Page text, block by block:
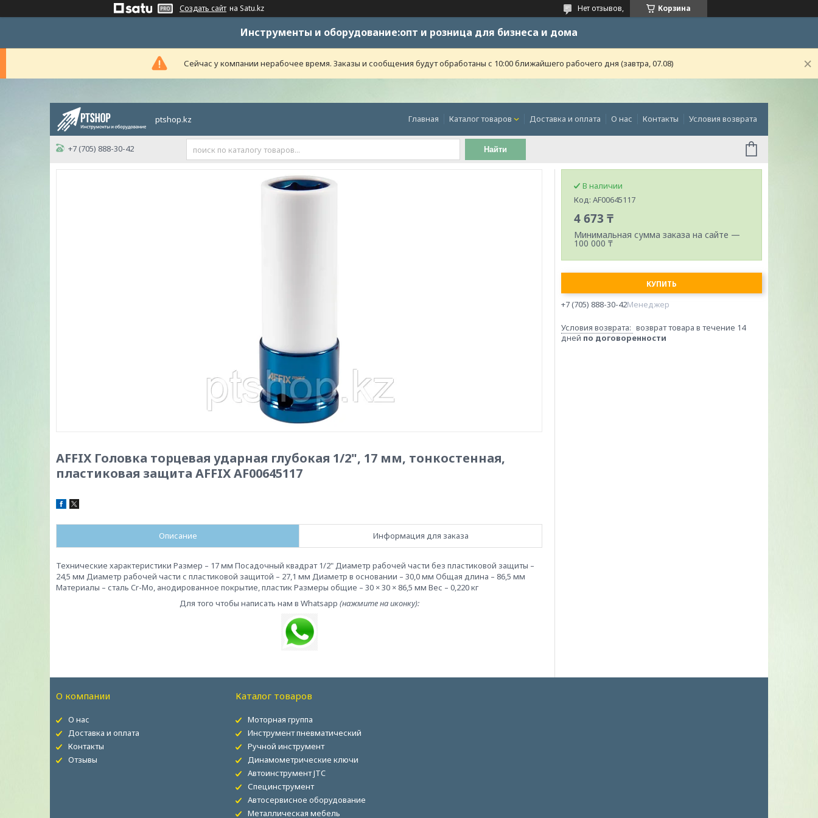
Создать сайт на Satu.kz Корзина
Нет отзывов,
Инструменты и оборудование:опт и розница для бизнеса и дома
Сейчас у компании нерабочее время. Заказы и сообщения будут обработаны с 10:00 ближайшего рабочего дня (завтра, 07.08)
ptshop.kz Главная Каталог товаров Доставка и оплата О нас Контакты Условия возврата
+7 (705) 888-30-42 Найти
AFFIX Головка торцевая ударная глубокая 1/2", 17 мм, тонкостенная,
пластиковая защита AFFIX AF00645117
Описание Информация для заказа
Технические характеристики Размер – 17 мм Посадочный квадрат 1/2" Диаметр рабочей части без пластиковой защиты –
24,5 мм Диаметр рабочей части с пластиковой защитой – 27,1 мм Диаметр в основании – 30,0 мм Общая длина – 86,5 мм
Материалы – сталь Cr-Mo, анодированное покрытие, пластик Размеры общие – 30 × 30 × 86,5 мм Вес – 0,220 кг
Для того чтобы написать нам в Whatsapp (нажмите на иконку):
В наличии
Код: AF00645117
4 673 ₸
Минимальная сумма заказа на сайте —
100 000 ₸
КУПИТЬ
+7 (705) 888-30-42Менеджер
возврат товара в течение 14
дней по договоренности
О компании
О нас
Доставка и оплата
Контакты
Отзывы
Каталог товаров
Моторная группа
Инструмент пневматический
Ручной инструмент
Динамометрические ключи
Автоинструмент JTC
Специнструмент
Автосервисное оборудование
Металлическая мебель